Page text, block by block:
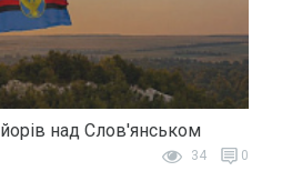
над Слов'янськом
34 0